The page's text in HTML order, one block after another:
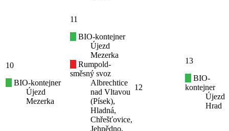
10
BIO-kontejner
Újezd
Mezerka
11
BIO-kontejner
Újezd
Mezerka
Rumpold-
směsný svoz
Albrechtice
nad Vltavou
(Písek),
Hladná,
Chřešťovice,
Jehnědno,
12
13
BIO-
kontejner
Újezd
Hrad